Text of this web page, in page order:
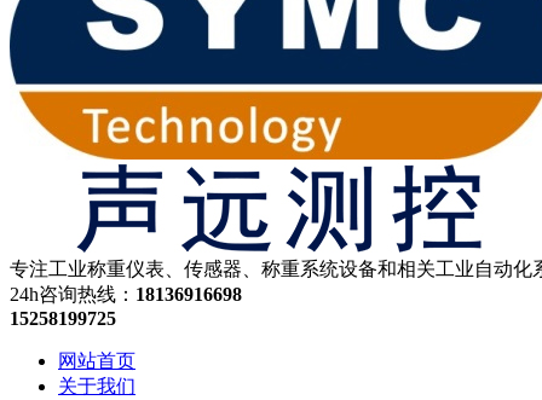
专注工业称重仪表、传感器、称重系统设备和相关工业自动化
24h咨询热线： 18136916698
15258199725
网站首页
关于我们